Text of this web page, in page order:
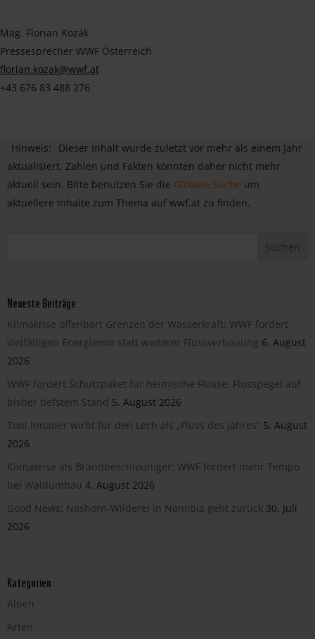
Mag. Florian Kozák
Pressesprecher WWF Österreich
florian.kozak@wwf.at
+43 676 83 488 276
Hinweis:
Dieser Inhalt wurde zuletzt vor mehr als einem Jahr
aktualisiert. Zahlen und Fakten könnten daher nicht mehr
aktuell sein. Bitte benutzen Sie die Globale Suche um
aktuellere Inhalte zum Thema auf wwf.at zu finden.
Neueste Beiträge
Klimakrise offenbart Grenzen der Wasserkraft: WWF fordert
vielfältigen Energiemix statt weiterer Flussverbauung 6. August
2026
WWF fordert Schutzpaket für heimische Flüsse: Flusspegel auf
bisher tiefstem Stand 5. August 2026
Toni Innauer wirbt für den Lech als „Fluss des Jahres“ 5. August
2026
Klimakrise als Brandbeschleuniger: WWF fordert mehr Tempo
bei Waldumbau 4. August 2026
Good News: Nashorn-Wilderei in Namibia geht zurück 30. Juli
2026
Kategorien
Alpen
Arten